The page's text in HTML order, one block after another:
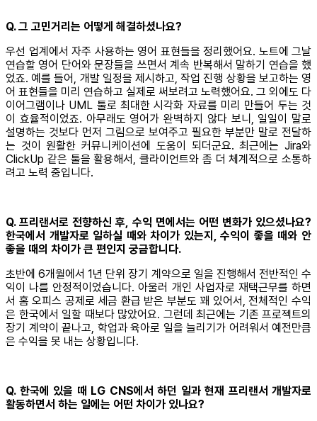
Q. 그 고민거리는 어떻게 해결하셨나요?
우선 업계에서 자주 사용하는 영어 표현들을 정리했어요. 노트에 그날
연습할 영어 단어와 문장들을 쓰면서 계속 반복해서 말하기 연습을 했
었죠. 예를 들어, 개발 일정을 제시하고, 작업 진행 상황을 보고하는 영
어 표현들을 미리 연습하고 실제로 써보려고 노력했어요. 그 외에도 다
이어그램이나 UML 툴로 최대한 시각화 자료를 미리 만들어 두는 것
이 효율적이었죠. 아무래도 영어가 완벽하지 않다 보니, 일일이 말로
설명하는 것보다 먼저 그림으로 보여주고 필요한 부분만 말로 전달하
는 것이 원활한 커뮤니케이션에 도움이 되더군요. 최근에는 Jira와
ClickUp 같은 툴을 활용해서, 클라이언트와 좀 더 체계적으로 소통하
려고 노력 중입니다.
Q. 프리랜서로 전향하신 후, 수익 면에서는 어떤 변화가 있으셨나요?
한국에서 개발자로 일하실 때와 차이가 있는지, 수익이 좋을 때와 안
좋을 때의 차이가 큰 편인지 궁금합니다.
초반에 6개월에서 1년 단위 장기 계약으로 일을 진행해서 전반적인 수
익이 나름 안정적이었습니다. 아울러 개인 사업자로 재택근무를 하면
서 홈 오피스 공제로 세금 환급 받은 부분도 꽤 있어서, 전체적인 수익
은 한국에서 일할 때보다 많았어요. 그런데 최근에는 기존 프로젝트의
장기 계약이 끝나고, 학업과 육아로 일을 늘리기가 어려워서 예전만큼
은 수익을 못 내는 상황입니다.
Q. 한국에 있을 때 LG CNS에서 하던 일과 현재 프리랜서 개발자로
활동하면서 하는 일에는 어떤 차이가 있나요?